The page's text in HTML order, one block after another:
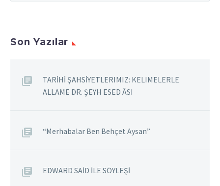
umudundaIşık tutan
yüreklerBir düşYaratın
gökyüzündeAydınlansın
gözbebeklerindeyiz.
Son Yazılar
TARİHİ ŞAHSİYETLERIMIZ: KELIMELERLE
ALLAME DR. ŞEYH ESED ÂSI
“Merhabalar Ben Behçet Aysan”
EDWARD SAİD İLE SÖYLEŞİ